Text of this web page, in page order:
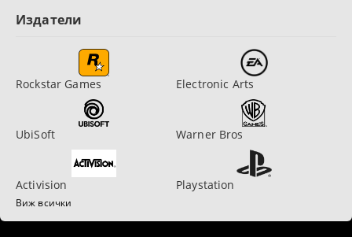
Издатели
Rockstar Games Electronic Arts
UbiSoft Warner Bros
Activision Playstation
Виж всички